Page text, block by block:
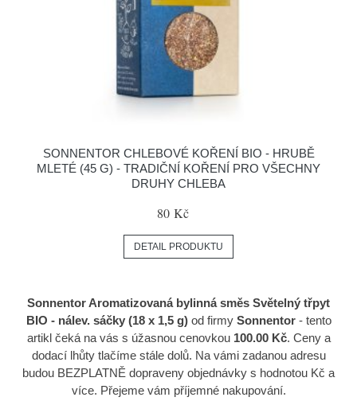
SONNENTOR CHLEBOVÉ KOŘENÍ BIO - HRUBĚ
MLETÉ (45 G) - TRADIČNÍ KOŘENÍ PRO VŠECHNY
DRUHY CHLEBA
80 Kč
DETAIL PRODUKTU
Sonnentor Aromatizovaná bylinná směs Světelný třpyt
BIO - nálev. sáčky (18 x 1,5 g)od firmy Sonnentor- tento
artikl čeká na vás s úžasnou cenovkou 100.00 Kč. Ceny a
dodací lhůty tlačíme stále dolů. Na vámi zadanou adresu
budou BEZPLATNĚ dopraveny objednávky s hodnotou Kč a
více. Přejeme vám příjemné nakupování.